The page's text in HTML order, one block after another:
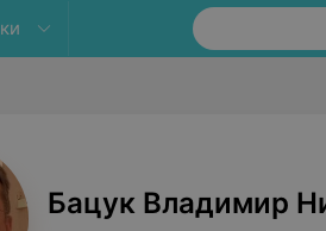
Бацук Владимир